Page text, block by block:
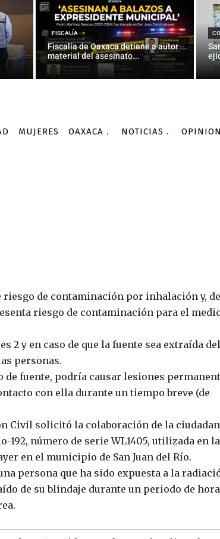
FISCALÍA
Fiscalía de Oaxaca detiene a autor
material del asesinato...
MUJERES OAXACA NOTICIAS
en Querétaro
Por AGENCIA INFORMATIVA CONACYT - 29/02/2016
riesgo de contaminación por inhalación y, de
riesgo de contaminación para el
2 y en caso de que la fuente sea extraída del
personas.
fuente, podría causar lesiones
con ella durante un tiempo breve (de
Civil solicitó la colaboración de la
número de serie WL1405, utilizada en la
en el municipio de San Juan del Río.
persona que ha sido expuesta a la
de su blindaje durante un periodo de